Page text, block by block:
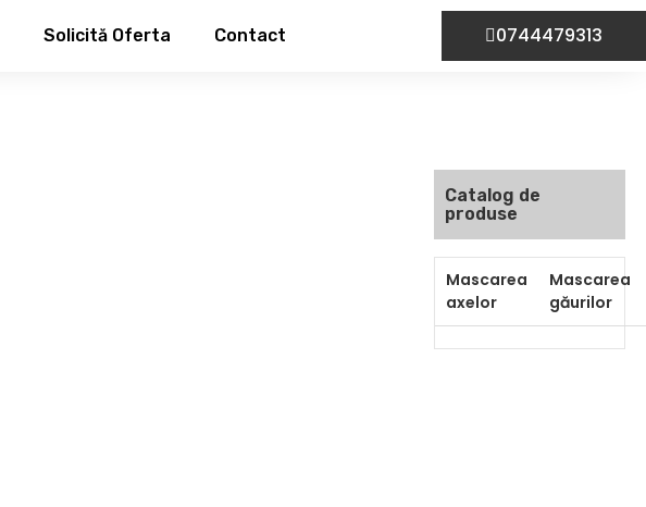
Solicită Oferta Contact 0744479313
Catalog de
produse
Mascarea
axelor
Mascarea
găurilor